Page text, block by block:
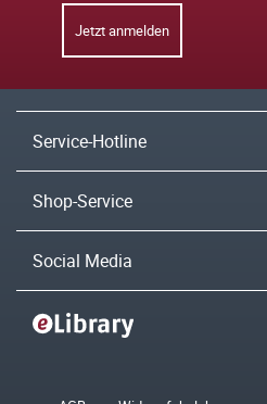
Jetzt anmelden
Service-Hotline
Shop-Service
Social Media